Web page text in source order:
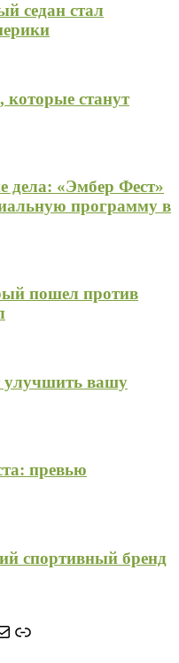
седан стал
станут
дела: «Эмбер Фест»
программу в
пошел против
улучшить вашу
превью
спортивный бренд
t.me/stoneforest
Ссылка